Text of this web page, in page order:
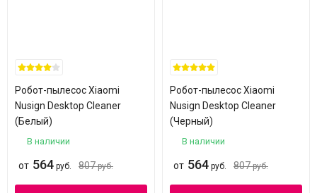
Робот-пылесос Xiaomi
Nusign Desktop Cleaner
(Белый)
В наличии
от 564 руб. 807 руб.
Робот-пылесос Xiaomi
Nusign Desktop Cleaner
(Черный)
В наличии
от 564 руб. 807 руб.